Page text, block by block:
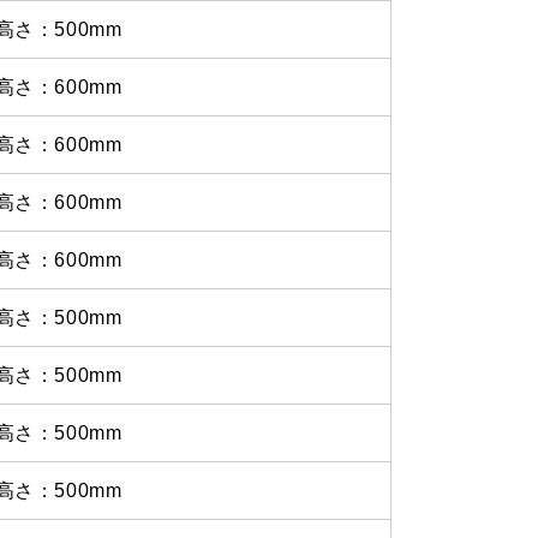
さ：500mm
さ：600mm
さ：600mm
さ：600mm
さ：600mm
さ：500mm
さ：500mm
さ：500mm
さ：500mm